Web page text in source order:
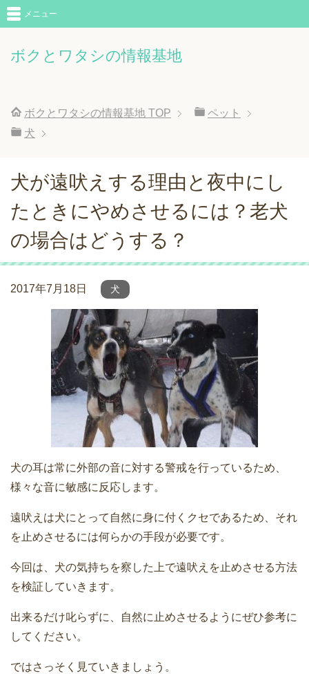
ボクとワタシの情報基地
メニュー
ボクとワタシの情報基地 TOP
ペット
犬
犬が遠吠えする理由と夜中にし
たときにやめさせるには？老犬
の場合はどうする？
2017年7月18日 犬
犬の耳は常に外部の音に対する警戒を行っているため、
様々な音に敏感に反応します。
遠吠えは犬にとって自然に身に付くクセであるため、それ
を止めさせるには何らかの手段が必要です。
今回は、犬の気持ちを察した上で遠吠えを止めさせる方法
を検証していきます。
出来るだけ叱らずに、自然に止めさせるようにぜひ参考に
してください。
ではさっそく見ていきましょう。